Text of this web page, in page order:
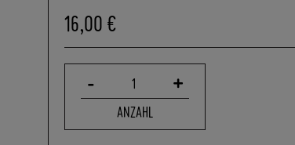
16,00 €
- 1 +
ANZAHL